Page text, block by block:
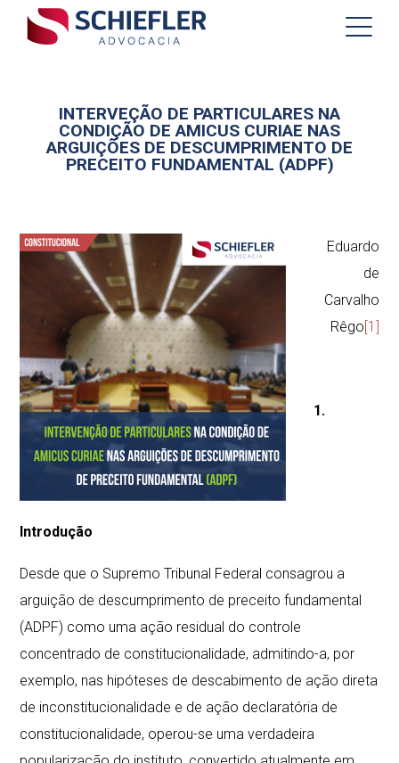
INTERVEÇÃO DE PARTICULARES NA
CONDIÇÃO DE AMICUS CURIAE NAS
ARGUIÇÕES DE DESCUMPRIMENTO DE
PRECEITO FUNDAMENTAL (ADPF)
Eduardo
de
Carvalho
Rêgo[1]
1.
Introdução
Desde que o Supremo Tribunal Federal consagrou a
arguição de descumprimento de preceito fundamental
(ADPF) como uma ação residual do controle
concentrado de constitucionalidade, admitindo-a, por
exemplo, nas hipóteses de descabimento de ação direta
de inconstitucionalidade e de ação declaratória de
constitucionalidade, operou-se uma verdadeira